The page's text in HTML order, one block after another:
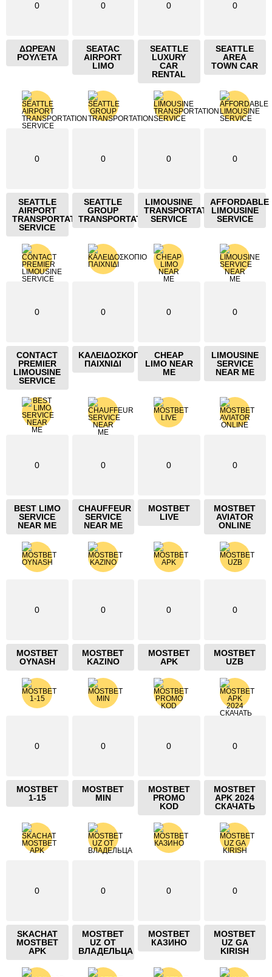
0
ΔΩΡΕΆΝ
ΡΟΥΛΈΤΑ
0
SEATAC
AIRPORT
LIMO
0
SEATTLE
LUXURY
CAR
RENTAL
0
SEATTLE
AREA
TOWN CAR
0
SEATTLE
AIRPORT
TRANSPORTATION
SERVICE
0
SEATTLE
GROUP
TRANSPORTATION
0
LIMOUSINE
TRANSPORTATION
SERVICE
0
AFFORDABLE
LIMOUSINE
SERVICE
0
CONTACT
PREMIER
LIMOUSINE
SERVICE
0
ΚΑΛΕΙΔΟΣΚΟΠΙΟ
ΠΑΙΧΝΙΔΙ
0
CHEAP
LIMO NEAR
ME
0
LIMOUSINE
SERVICE
NEAR ME
0
BEST LIMO
SERVICE
NEAR ME
0
CHAUFFEUR
SERVICE
NEAR ME
0
MOSTBET
LIVE
0
MOSTBET
AVIATOR
ONLINE
0
MOSTBET
OYNASH
0
MOSTBET
KAZINO
0
MOSTBET
APK
0
MOSTBET
UZB
0
MOSTBET
1-15
0
MOSTBET
MIN
0
MOSTBET
PROMO
KOD
0
MOSTBET
APK 2024
СКАЧАТЬ
0
SKACHAT
MOSTBET
APK
0
MOSTBET
UZ ОТ
ВЛАДЕЛЬЦА
0
MOSTBET
КАЗИНО
0
MOSTBET
UZ GA
KIRISH